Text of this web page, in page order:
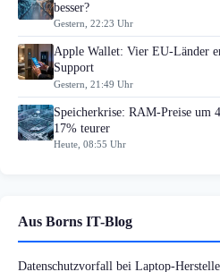
besser?
Gestern, 22:23 Uhr
Apple Wallet: Vier EU-Länder
Support
Gestern, 21:49 Uhr
Speicherkrise: RAM-Preise um
17% teurer
Heute, 08:55 Uhr
Aus Borns IT-Blog
Datenschutzvorfall bei Laptop-